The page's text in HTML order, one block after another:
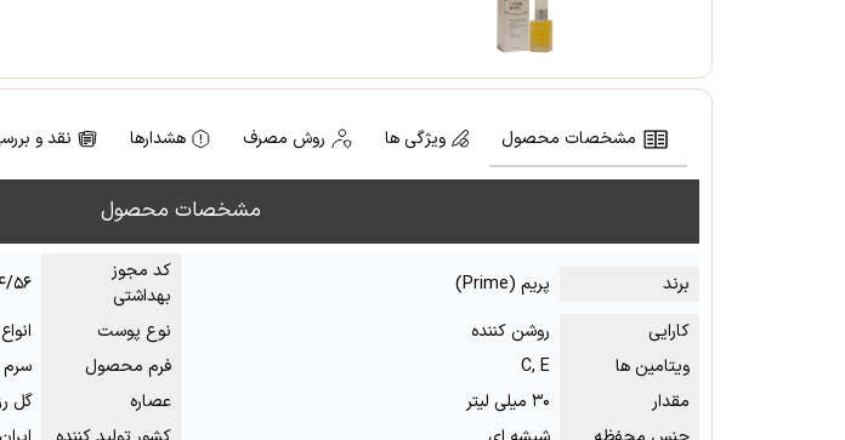
مشخصات محصول ویژگی ها روش مصرف هشدارها نقد و
مشخصات محصول
برند پریم (Prime)
کد مجوز
بهداشتی
کارایی
روشن کننده نوع پوست
ویتامین ها
C, E فرم محصول
سرم
مقدار
۳۰ میلی لیتر عصاره
گل